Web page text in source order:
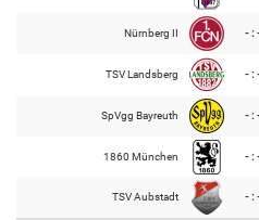
Nürnberg II - :
TSV Landsberg - :
SpVgg Bayreuth - :
1860 München - :
TSV Aubstadt - :